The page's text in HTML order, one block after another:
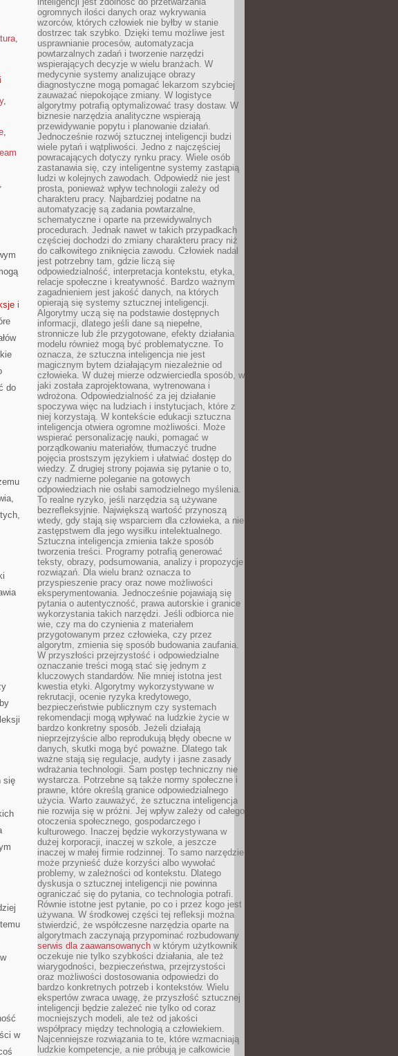
,
,
,
,
i
do
się
w
ogromnych ilości danych oraz wykrywania
wzorców, których człowiek nie byłby w stanie
dostrzec tak szybko. Dzięki temu możliwe jest
usprawnianie procesów, automatyzacja
powtarzalnych zadań i tworzenie narzędzi
wspierających decyzje w wielu branżach. W
medycynie systemy analizujące obrazy
diagnostyczne mogą pomagać lekarzom szybciej
zauważać niepokojące zmiany. W logistyce
algorytmy potrafią optymalizować trasy dostaw. W
biznesie narzędzia analityczne wspierają
przewidywanie popytu i planowanie działań.
Jednocześnie rozwój sztucznej inteligencji budzi
wiele pytań i wątpliwości. Jedno z najczęściej
powracających dotyczy rynku pracy. Wiele osób
zastanawia się, czy inteligentne systemy zastąpią
ludzi w kolejnych zawodach. Odpowiedź nie jest
prosta, ponieważ wpływ technologii zależy od
charakteru pracy. Najbardziej podatne na
automatyzację są zadania powtarzalne,
schematyczne i oparte na przewidywalnych
procedurach. Jednak nawet w takich przypadkach
częściej dochodzi do zmiany charakteru pracy niż
do całkowitego zniknięcia zawodu. Człowiek nadal
jest potrzebny tam, gdzie liczą się
odpowiedzialność, interpretacja kontekstu, etyka,
relacje społeczne i kreatywność. Bardzo ważnym
zagadnieniem jest jakość danych, na których
opierają się systemy sztucznej inteligencji.
Algorytmy uczą się na podstawie dostępnych
informacji, dlatego jeśli dane są niepełne,
stronnicze lub źle przygotowane, efekty działania
modelu również mogą być problematyczne. To
oznacza, że sztuczna inteligencja nie jest
magicznym bytem działającym niezależnie od
człowieka. W dużej mierze odzwierciedla sposób, w
jaki została zaprojektowana, wytrenowana i
wdrożona. Odpowiedzialność za jej działanie
spoczywa więc na ludziach i instytucjach, które z
niej korzystają. W kontekście edukacji sztuczna
inteligencja otwiera ogromne możliwości. Może
wspierać personalizację nauki, pomagać w
porządkowaniu materiałów, tłumaczyć trudne
pojęcia prostszym językiem i ułatwiać dostęp do
wiedzy. Z drugiej strony pojawia się pytanie o to,
czy nadmierne poleganie na gotowych
odpowiedziach nie osłabi samodzielnego myślenia.
To realne ryzyko, jeśli narzędzia są używane
bezrefleksyjnie. Największą wartość przynoszą
wtedy, gdy stają się wsparciem dla człowieka, a nie
zastępstwem dla jego wysiłku intelektualnego.
Sztuczna inteligencja zmienia także sposób
tworzenia treści. Programy potrafią generować
teksty, obrazy, podsumowania, analizy i propozycje
rozwiązań. Dla wielu branż oznacza to
przyspieszenie pracy oraz nowe możliwości
eksperymentowania. Jednocześnie pojawiają się
pytania o autentyczność, prawa autorskie i granice
wykorzystania takich narzędzi. Jeśli odbiorca nie
wie, czy ma do czynienia z materiałem
przygotowanym przez człowieka, czy przez
algorytm, zmienia się sposób budowania zaufania.
W przyszłości przejrzystość i odpowiedzialne
oznaczanie treści mogą stać się jednym z
kluczowych standardów. Nie mniej istotna jest
kwestia etyki. Algorytmy wykorzystywane w
rekrutacji, ocenie ryzyka kredytowego,
bezpieczeństwie publicznym czy systemach
rekomendacji mogą wpływać na ludzkie życie w
bardzo konkretny sposób. Jeżeli działają
nieprzejrzyście albo reprodukują błędy obecne w
danych, skutki mogą być poważne. Dlatego tak
ważne stają się regulacje, audyty i jasne zasady
wdrażania technologii. Sam postęp techniczny nie
wystarcza. Potrzebne są także normy społeczne i
prawne, które określą granice odpowiedzialnego
użycia. Warto zauważyć, że sztuczna inteligencja
nie rozwija się w próżni. Jej wpływ zależy od całego
otoczenia społecznego, gospodarczego i
kulturowego. Inaczej będzie wykorzystywana w
dużej korporacji, inaczej w szkole, a jeszcze
inaczej w małej firmie rodzinnej. To samo narzędzie
może przynieść duże korzyści albo wywołać
problemy, w zależności od kontekstu. Dlatego
dyskusja o sztucznej inteligencji nie powinna
ograniczać się do pytania, co technologia potrafi.
Równie istotne jest pytanie, po co i przez kogo jest
używana. W środkowej części tej refleksji można
stwierdzić, że współczesne narzędzia oparte na
algorytmach zaczynają przypominać rozbudowany
serwis dla zaawansowanych w którym użytkownik
oczekuje nie tylko szybkości działania, ale też
wiarygodności, bezpieczeństwa, przejrzystości
oraz możliwości dostosowania odpowiedzi do
bardzo konkretnych potrzeb i kontekstów. Wielu
ekspertów zwraca uwagę, że przyszłość sztucznej
inteligencji będzie zależeć nie tylko od coraz
mocniejszych modeli, ale też od jakości
współpracy między technologią a człowiekiem.
Najcenniejsze rozwiązania to te, które wzmacniają
ludzkie kompetencje, a nie próbują je całkowicie